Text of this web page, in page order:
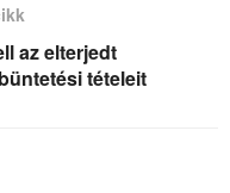
az elterjedt
tételeit